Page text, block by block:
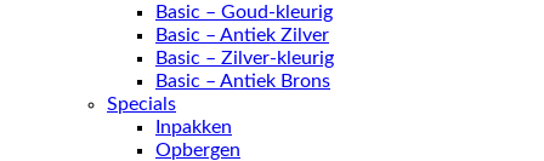
Basic – Goud-kleurig
Basic – Antiek Zilver
Basic – Zilver-kleurig
Basic – Antiek Brons
Specials
Inpakken
Opbergen